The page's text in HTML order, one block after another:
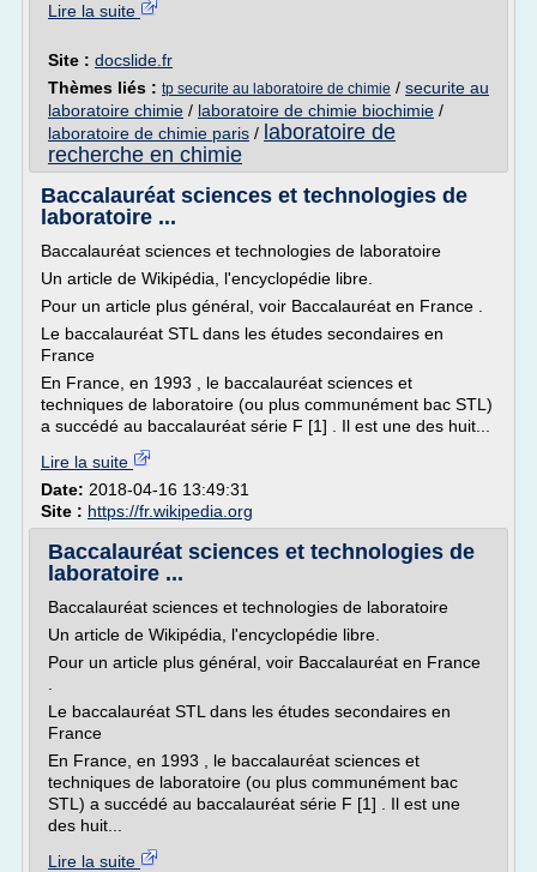
Lire la suite
Site : docslide.fr
Thèmes liés : tp securite au laboratoire de chimie / securite au
laboratoire chimie / laboratoire de chimie biochimie /
laboratoire de chimie paris / laboratoire de
recherche en chimie
Baccalauréat sciences et technologies de
laboratoire ...
Baccalauréat sciences et technologies de laboratoire
Un article de Wikipédia, l'encyclopédie libre.
Pour un article plus général, voir Baccalauréat en France .
Le baccalauréat STL dans les études secondaires en
France
En France, en 1993 , le baccalauréat sciences et
techniques de laboratoire (ou plus communément bac STL)
a succédé au baccalauréat série F [1] . Il est une des huit...
Lire la suite
Date: 2018-04-16 13:49:31
Site : https://fr.wikipedia.org
Baccalauréat sciences et technologies de
laboratoire ...
Baccalauréat sciences et technologies de laboratoire
Un article de Wikipédia, l'encyclopédie libre.
Pour un article plus général, voir Baccalauréat en France
Le baccalauréat STL dans les études secondaires en
France
En France, en 1993 , le baccalauréat sciences et
techniques de laboratoire (ou plus communément bac
STL) a succédé au baccalauréat série F [1] . Il est une
des huit...
Lire la suite